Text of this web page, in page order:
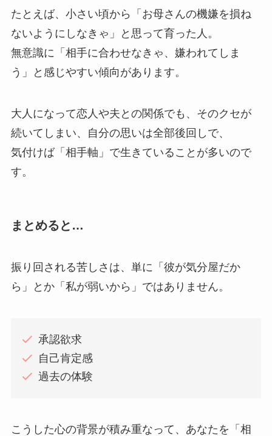
たとえば、小さい頃から「お母さんの機嫌を損ね
ないようにしなきゃ」と思って育った人。
無意識に「相手に合わせなきゃ、嫌われてしま
う」と感じやすい傾向があります。
大人になって恋人や夫との関係でも、そのクセが
続いてしまい、自分の思いは全部後回しで、
気付けば「相手軸」で生きていることが多いので
す。
まとめると…
振り回される苦しさは、単に「彼が気分屋だか
ら」とか「私が弱いから」ではありません。
承認欲求
自己肯定感
過去の体験
こうした心の背景が積み重なって、あなたを「相